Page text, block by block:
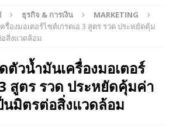
ธุรกิจ & การเงิน
MARKETING
รื่องมอเตอร์ไซต์เกรดเอ 3 สูตร รวด ประหยัดคุ้ม
สิ่งแวดล้อม
ตัวน้ำมันเครื่องมอเตอร์
สูตร รวด ประหยัดคุ้มค่า
มิตรต่อสิ่งแวดล้อม